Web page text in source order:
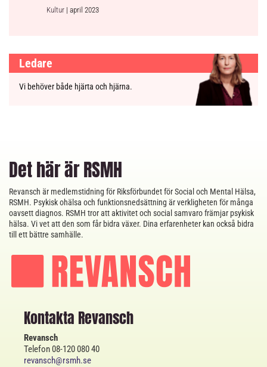
Kultur | april 2023
Ledare
Vi behöver både hjärta och hjärna.
Det här är RSMH
Revansch är medlemstidning för Riksförbundet för Social och Mental Hälsa,
RSMH. Psykisk ohälsa och funktionsnedsättning är verkligheten för många
oavsett diagnos. RSMH tror att aktivitet och social samvaro främjar psykisk
hälsa. Vi vet att den som får bidra växer. Dina erfarenheter kan också bidra
till ett bättre samhälle.
Kontakta Revansch
Revansch
Telefon 08-120 080 40
revansch@rsmh.se